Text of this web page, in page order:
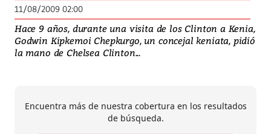
11/08/2009 02:00
Hace 9 años, durante una visita de los Clinton a Kenia,
Godwin Kipkemoi Chepkurgo, un concejal keniata, pidió
la mano de Chelsea Clinton...
Encuentra más de nuestra cobertura en los resultados
de búsqueda.